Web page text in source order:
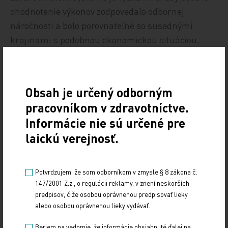
ohodnotenie výkonov zodpovedalo odbornej
náročnosti a bolo porovnateľné so susednými
krajinami s podobnou ekonomickou situáciou,
v menších ambulantných pracoviskách.
Výzvou je znižovanie administratívnej záťaže
praktickou implementáciou digitalizácie
poskytovanej zdravotnej starostlivosti. V rámci
ďalších demotivačných faktorov v slovenskom
zdravotníctve nemožno nespomenúť fakt,
že nezriedka sa stáva, že za skutočne vykonanú
Obsah je určený odborným
pracovníkom v zdravotníctve.
Informácie nie sú určené pre
laickú verejnosť.
Potvrdzujem, že som odborníkom v zmysle § 8 zákona č.
147/2001 Z.z., o regulácii reklamy, v znení neskorších
predpisov, čiže osobou oprávnenou predpisovať lieky
alebo osobou oprávnenou lieky vydávať.